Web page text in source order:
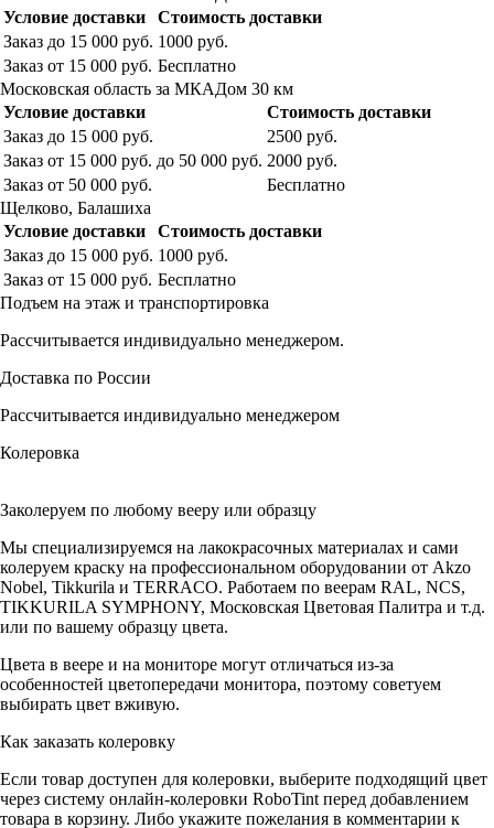
Условие доставки
Стоимость доставки
Заказ до 15 000 руб. 1000 руб.
Заказ от 15 000 руб. Бесплатно
Московская область за МКАДом 30 км
Условие доставки
Стоимость доставки
Заказ до 15 000 руб.
2500 руб.
Заказ от 15 000 руб. до 50 000 руб. 2000 руб.
Заказ от 50 000 руб.
Бесплатно
Щелково, Балашиха
Условие доставки
Стоимость доставки
Заказ до 15 000 руб. 1000 руб.
Заказ от 15 000 руб. Бесплатно
Подъем на этаж и транспортировка
Рассчитывается индивидуально менеджером.
Доставка по России
Рассчитывается индивидуально менеджером
Колеровка
Заколеруем по любому вееру или образцу
Мы специализируемся на лакокрасочных материалах и сами
колеруем краску на профессиональном оборудовании от Akzo
Nobel, Tikkurila и TERRACO. Работаем по веерам RAL, NCS,
TIKKURILA SYMPHONY, Московская Цветовая Палитра и т.д.
или по вашему образцу цвета.
Цвета в веере и на мониторе могут отличаться из-за
особенностей цветопередачи монитора, поэтому советуем
выбирать цвет вживую.
Как заказать колеровку
Если товар доступен для колеровки, выберите подходящий цвет
через систему онлайн-колеровки RoboTint перед добавлением
товара в корзину. Либо укажите пожелания в комментарии к